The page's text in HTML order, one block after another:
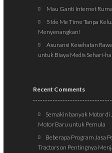
Mau Ganti Internet
5 Ide Me Time Tanpa
Menyenangkan!
Asuransi Kesehatan
untuk Biaya Medis Sehari-
Recent Comments
Semakin banyak Motor di
Motor Baru untuk Pemula
Beberapa Program Jasa
Tractorson Pentingnya